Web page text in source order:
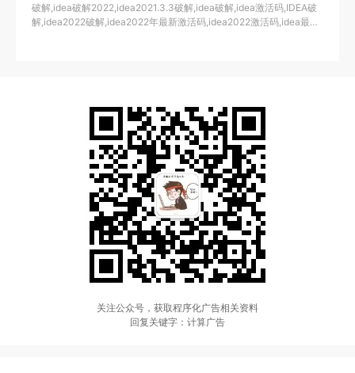
破解,idea破解2022,idea2021.3.3破解,idea破解,idea激活码,IDEA破
解,idea2022破解,idea2022年最新激活码,idea2022激活码,idea最新
程,idea2022.1激活,idea2022激活,idea激活码2022,idea到期了怎么
破解,idea2021.1.3破解,idea2022破解教程,idea最新激活码,IDEA激活
码,idea2021.3.3激活码,IDEA激活码,idea最新破解,idea无限试用,idea
无限重置30天,idea2021.3激活码
关注公众号，获取程序化广告相关资料
回复关键字：计算广告